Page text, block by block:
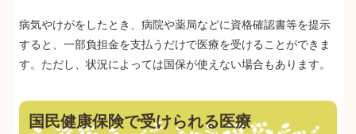
病気やけがをしたとき、病院や薬局などに資格確認書等を提示
すると、一部負担金を支払うだけで医療を受けることができま
す。ただし、状況によっては国保が使えない場合もあります。
国民健康保険で受けられる医療